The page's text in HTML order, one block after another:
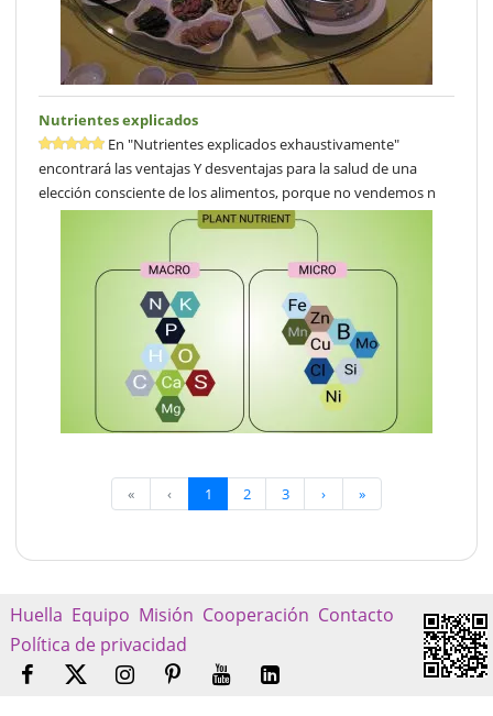
Nutrientes explicados
En "Nutrientes explicados exhaustivamente"
encontrará las ventajas Y desventajas para la salud de una
elección consciente de los alimentos, porque no vendemos n
« ‹ 1 2 3 › »
Huella Equipo Misión Cooperación Contacto
Política de privacidad